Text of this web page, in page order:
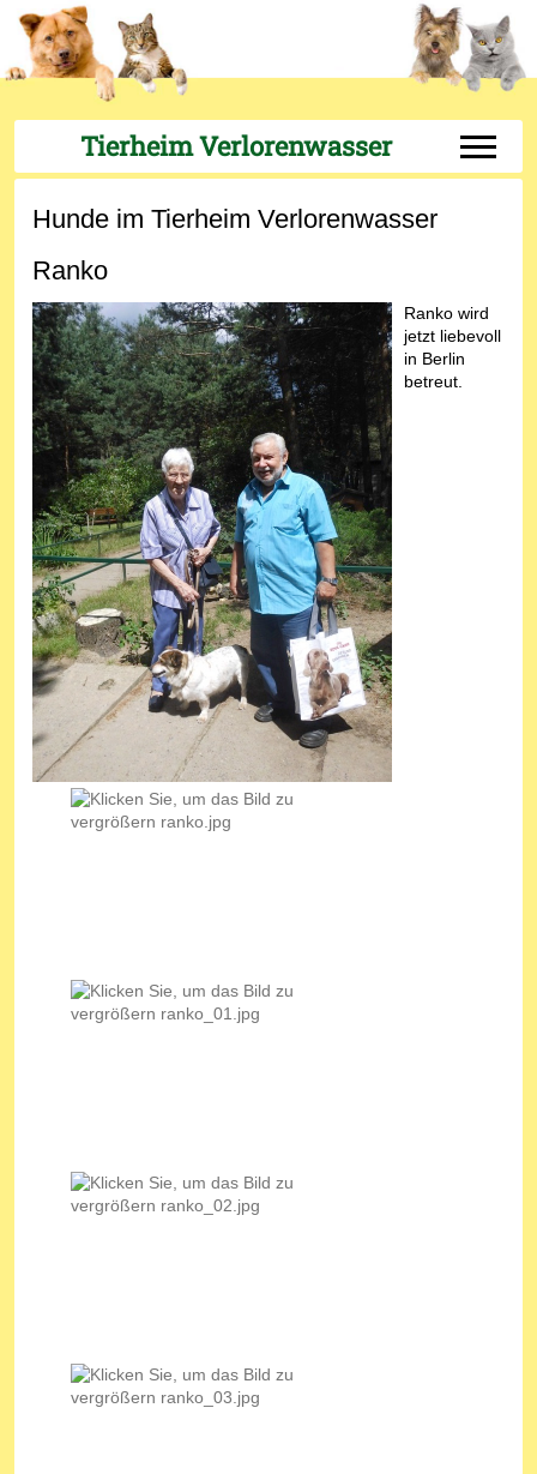
Tierheim Verlorenwasser Off-
Hunde im Tierheim Verlorenwasser
Ranko
Ranko wird
jetzt liebevoll
in Berlin
betreut.